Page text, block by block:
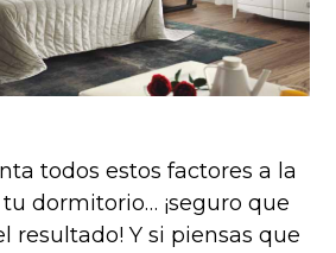
todos estos factores a la
dormitorio… ¡seguro que
resultado! Y si piensas que